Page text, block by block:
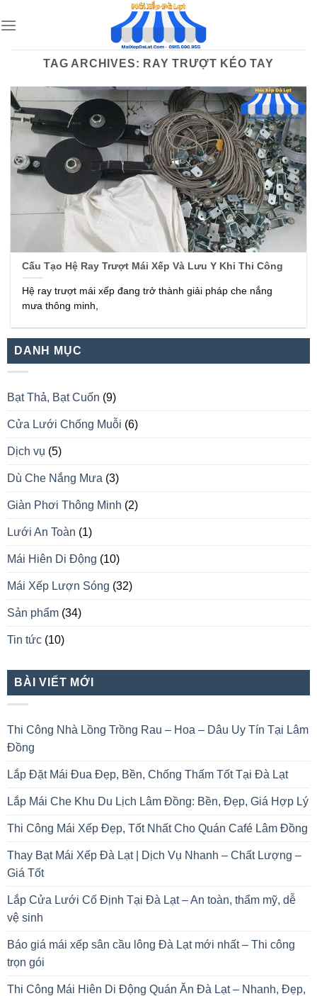
to
TAG ARCHIVES: RAY TRƯỢT KÉO TAY
Cấu Tạo Hệ Ray Trượt Mái Xếp Và Lưu Y Khi Thi Công
Hệ ray trượt mái xếp đang trở thành giải pháp che nắng
mưa thông minh,
DANH MỤC
Bạt Thả, Bạt Cuốn (9)
Cửa Lưới Chống Muỗi (6)
Dịch vụ (5)
Dù Che Nắng Mưa (3)
Giàn Phơi Thông Minh (2)
Lưới An Toàn (1)
Mái Hiên Di Động (10)
Mái Xếp Lượn Sóng (32)
Sản phẩm (34)
Tin tức (10)
BÀI VIẾT MỚI
Thi Công Nhà Lồng Trồng Rau – Hoa – Dâu Uy Tín Tại Lâm
Đồng
Lắp Đặt Mái Đua Đẹp, Bền, Chống Thấm Tốt Tại Đà Lạt
Lắp Mái Che Khu Du Lịch Lâm Đồng: Bền, Đẹp, Giá Hợp Lý
Thi Công Mái Xếp Đẹp, Tốt Nhất Cho Quán Café Lâm Đồng
Thay Bạt Mái Xếp Đà Lạt | Dịch Vụ Nhanh – Chất Lượng –
Giá Tốt
Lắp Cửa Lưới Cố Định Tại Đà Lạt – An toàn, thẩm mỹ, dễ
vệ sinh
Báo giá mái xếp sân cầu lông Đà Lạt mới nhất – Thi công
trọn gói
Thi Công Mái Hiên Di Động Quán Ăn Đà Lạt – Nhanh, Đẹp,